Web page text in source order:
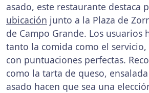
asado, este restaurante destaca
ubicación junto a la Plaza de
de Campo Grande. Los usuarios
tanto la comida como el
con puntuaciones perfectas.
como la tarta de queso,
asado hacen que sea una